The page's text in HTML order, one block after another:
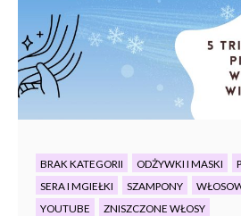
BRAK KATEGORII ODŻYWKI I MASKI
SERA I MGIEŁKI
SZAMPONY
YOUTUBE
ZNISZCZONE WŁOSY